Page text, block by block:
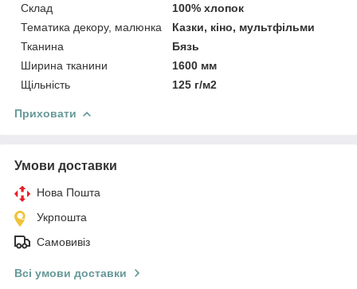
Склад
100% хлопок
Тематика декору, малюнка
Казки, кіно, мультфільми
Тканина
Бязь
Ширина тканини
1600 мм
Щільність
125 г/м2
Приховати
Умови доставки
Нова Пошта
Укрпошта
Самовивіз
Всі умови доставки